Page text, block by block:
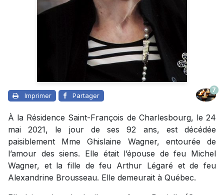
Imprimer Partager
7
À la Résidence Saint-François de Charlesbourg, le 24
mai 2021, le jour de ses 92 ans, est décédée
paisiblement Mme Ghislaine Wagner, entourée de
l’amour des siens. Elle était l’épouse de feu Michel
Wagner, et la fille de feu Arthur Légaré et de feu
Alexandrine Brousseau. Elle demeurait à Québec.